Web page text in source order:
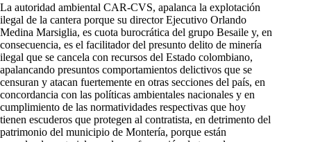
La autoridad ambiental CAR-CVS, apalanca la explotación
ilegal de la cantera porque su director Ejecutivo Orlando
Medina Marsiglia, es cuota burocrática del grupo Besaile y, en
consecuencia, es el facilitador del presunto delito de minería
ilegal que se cancela con recursos del Estado colombiano,
apalancando presuntos comportamientos delictivos que se
censuran y atacan fuertemente en otras secciones del país, en
concordancia con las políticas ambientales nacionales y en
cumplimiento de las normatividades respectivas que hoy
tienen escuderos que protegen al contratista, en detrimento del
patrimonio del municipio de Montería, porque están